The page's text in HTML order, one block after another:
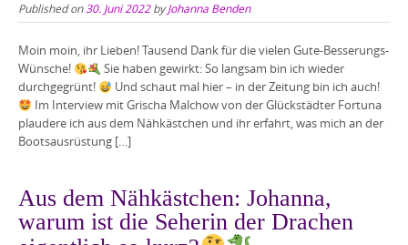
Published on30. Juni 2022byJohanna Benden
Moin moin, ihr Lieben! Tausend Dank für die vielen Gute-Besserungs-
Wünsche!
Sie haben gewirkt: So langsam bin ich wieder
durchgegrünt!
Und schaut mal hier – in der Zeitung bin ich auch!
Im Interview mit Grischa Malchow von der Glückstädter Fortuna
plaudere ich aus dem Nähkästchen und ihr erfahrt, was mich an der
Bootsausrüstung […]
Aus dem Nähkästchen: Johanna,
warum ist die Seherin der Drachen